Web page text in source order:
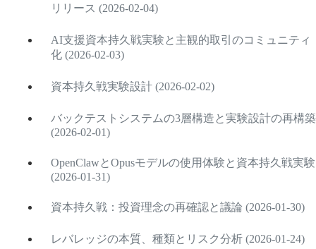
リリース (2026-02-04)
AI支援資本持久戦実験と主観的取引のコミュニティ
化 (2026-02-03)
資本持久戦実験設計 (2026-02-02)
バックテストシステムの3層構造と実験設計の再構築
(2026-02-01)
OpenClawとOpusモデルの使用体験と資本持久戦実験
(2026-01-31)
資本持久戦：投資理念の再確認と議論 (2026-01-30)
レバレッジの本質、種類とリスク分析 (2026-01-24)